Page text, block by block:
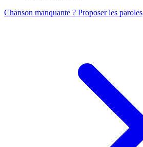
Chanson manquante ? Proposer les paroles